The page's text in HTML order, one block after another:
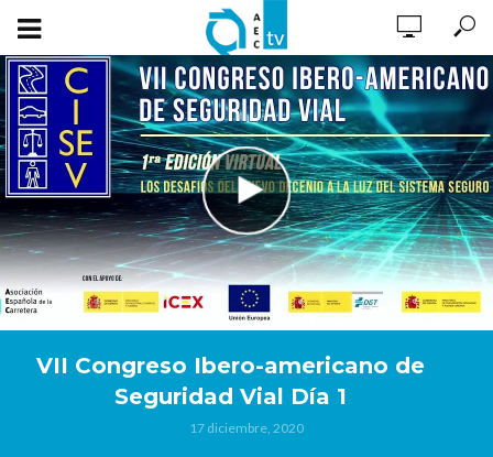
VII Congreso Ibero-americano de
Seguridad Vial Día 1
17 diciembre, 2020